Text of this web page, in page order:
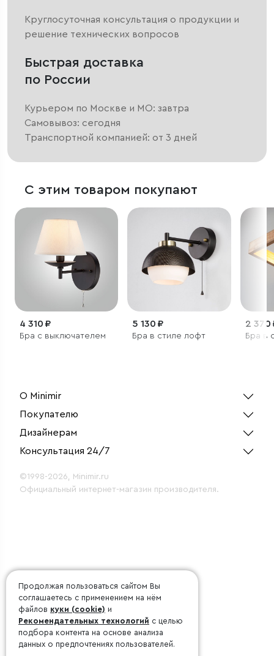
Круглосуточная консультация о продукции и
решение технических вопросов
Быстрая доставка
по России
Курьером по Москве и МО: завтра
Самовывоз: сегодня
Транспортной компанией: от 3 дней
С этим товаром покупают
4 310 ₽
Бра с выключателем
5 130 ₽
Бра в стиле лофт
2 370
Бра в
О Minimir
Покупателю
Дизайнерам
Консультация 24/7
©1998-2026, Minimir.ru
Официальный интернет-магазин производителя.
Продолжая пользоваться сайтом Вы
соглашаетесь с применением на нём
файлов куки (cookie) и
Рекомендательных технологий с целью
подбора контента на основе анализа
данных о предпочтениях пользователей.